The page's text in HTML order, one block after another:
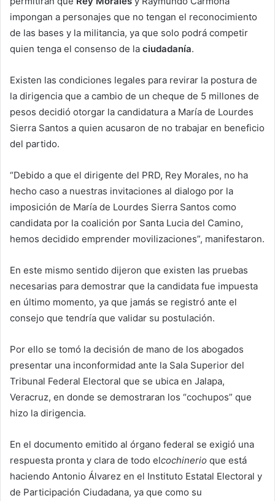
impongan a personajes que no tengan el reconocimiento
de las bases y la militancia, ya que solo podrá competir
quien tenga el consenso de la ciudadanía.
Existen las condiciones legales para revirar la postura de
la dirigencia que a cambio de un cheque de 5 millones de
pesos decidió otorgar la candidatura a María de Lourdes
Sierra Santos a quien acusaron de no trabajar en beneficio
del partido.
“Debido a que el dirigente del PRD, Rey Morales, no ha
hecho caso a nuestras invitaciones al dialogo por la
imposición de María de Lourdes Sierra Santos como
candidata por la coalición por Santa Lucia del Camino,
hemos decidido emprender movilizaciones”, manifestaron.
En este mismo sentido dijeron que existen las pruebas
necesarias para demostrar que la candidata fue impuesta
en último momento, ya que jamás se registró ante el
consejo que tendría que validar su postulación.
Por ello se tomó la decisión de mano de los abogados
presentar una inconformidad ante la Sala Superior del
Tribunal Federal Electoral que se ubica en Jalapa,
Veracruz, en donde se demostraran los “cochupos” que
hizo la dirigencia.
En el documento emitido al órgano federal se exigió una
respuesta pronta y clara de todo elcochinerio que está
haciendo Antonio Álvarez en el Instituto Estatal Electoral y
de Participación Ciudadana, ya que como su